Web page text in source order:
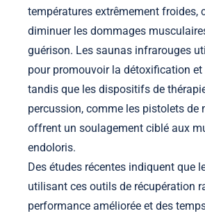
températures extrêmement froides,
diminuer les dommages
guérison. Les saunas infrarouges
pour promouvoir la détoxification
tandis que les dispositifs de
percussion, comme les pistolets de
offrent un soulagement ciblé aux
endoloris.
Des études récentes indiquent que
utilisant ces outils de récupération
performance améliorée et des